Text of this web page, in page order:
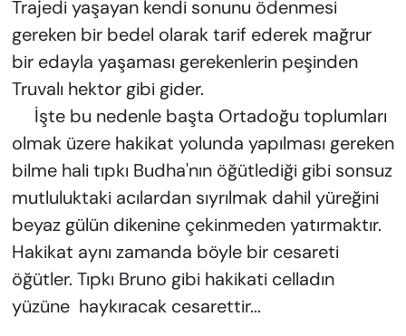
Trajedi yaşayan kendi sonunu ödenmesi
gereken bir bedel olarak tarif ederek mağrur
bir edayla yaşaması gerekenlerin peşinden
Truvalı hektor gibi gider.
İşte bu nedenle başta Ortadoğu toplumları
olmak üzere hakikat yolunda yapılması gereken
bilme hali tıpkı Budha'nın öğütlediği gibi sonsuz
mutluluktaki acılardan sıyrılmak dahil yüreğini
beyaz gülün dikenine çekinmeden yatırmaktır.
Hakikat aynı zamanda böyle bir cesareti
öğütler. Tıpkı Bruno gibi hakikati celladın
yüzüne haykıracak cesarettir...